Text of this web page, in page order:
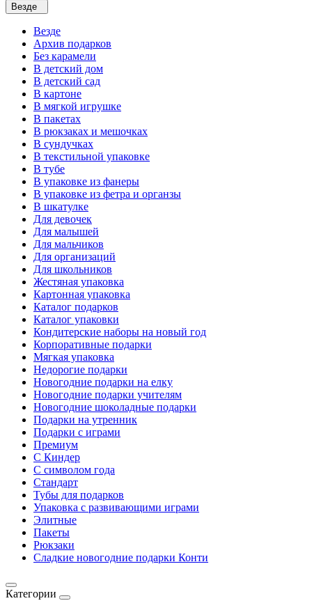
Везде
Везде
Архив подарков
Без карамели
В детский дом
В детский сад
В картоне
В мягкой игрушке
В пакетах
В рюкзаках и мешочках
В сундучках
В текстильной упаковке
В тубе
В упаковке из фанеры
В упаковке из фетра и органзы
В шкатулке
Для девочек
Для малышей
Для мальчиков
Для организаций
Для школьников
Жестяная упаковка
Картонная упаковка
Каталог подарков
Каталог упаковки
Кондитерские наборы на новый год
Корпоративные подарки
Мягкая упаковка
Недорогие подарки
Новогодние подарки на елку
Новогодние подарки учителям
Новогодние шоколадные подарки
Подарки на утренник
Подарки с играми
Премиум
С Киндер
С символом года
Стандарт
Тубы для подарков
Упаковка с развивающими играми
Элитные
Пакеты
Рюкзаки
Сладкие новогодние подарки Конти
Категории